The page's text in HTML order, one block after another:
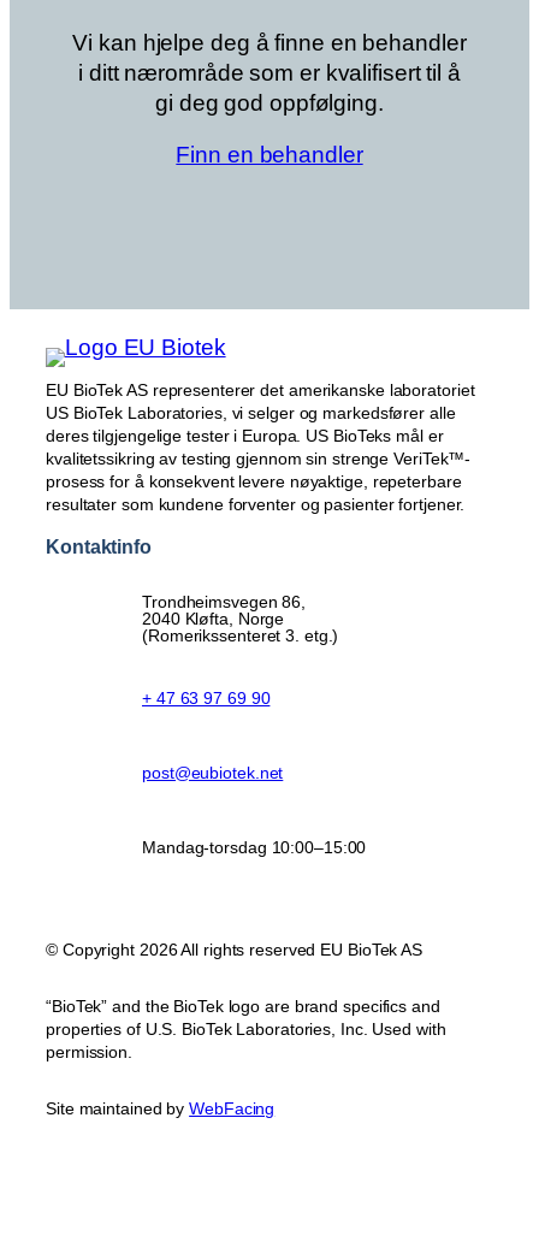
Vi kan hjelpe deg å finne en behandler
i ditt nærområde som er kvalifisert til å
gi deg god oppfølging.
Finn en behandler
EU BioTek AS representerer det amerikanske laboratoriet
US BioTek Laboratories, vi selger og markedsfører alle
deres tilgjengelige tester i Europa. US BioTeks mål er
kvalitetssikring av testing gjennom sin strenge VeriTek™-
prosess for å konsekvent levere nøyaktige, repeterbare
resultater som kundene forventer og pasienter fortjener.
Kontaktinfo
Trondheimsvegen 86,
2040 Kløfta, Norge
(Romerikssenteret 3. etg.)
+ 47 63 97 69 90
post@eubiotek.net
Mandag-torsdag 10:00–15:00
© Copyright 2026 All rights reserved EU BioTek AS
“BioTek” and the BioTek logo are brand specifics and
properties of U.S. BioTek Laboratories, Inc. Used with
permission.
Site maintained byWebFacing